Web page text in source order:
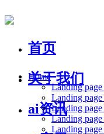
首页
关于我们
ai资讯
Home
Landing page
Landing page
Landing page
Landing page
Landing page